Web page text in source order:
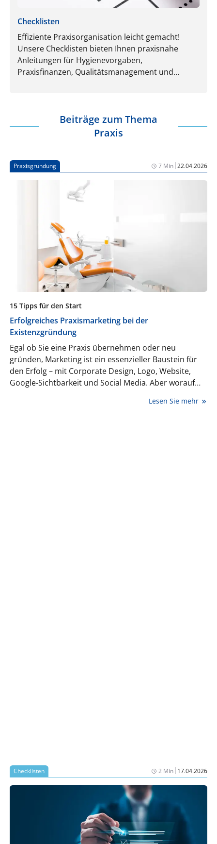
Checklisten
Effiziente Praxisorganisation leicht gemacht!
Unsere Checklisten bieten Ihnen praxisnahe
Anleitungen für Hygienevorgaben,
Praxisfinanzen, Qualitätsmanagement und
Beiträge zum Thema
Praxis
Praxisgründung 7 Min|22.04.2026
15 Tipps für den Start
Erfolgreiches Praxismarketing bei der
Existenzgründung
Egal ob Sie eine Praxis übernehmen oder neu
gründen, Marketing ist ein essenzieller Baustein für
den Erfolg – mit Corporate Design, Logo, Website,
Google-Sichtbarkeit und Social Media. Aber worauf
15 Tipps für Ihr Praxismarketing an die Hand geben,
Lesen Sie mehr
Checklisten 2 Min| 17.04.2026